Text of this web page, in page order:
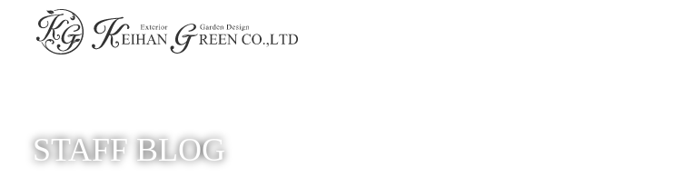
STAFF BLOG